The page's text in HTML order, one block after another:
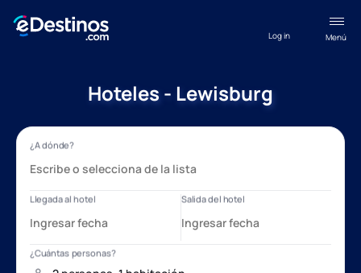
Menú
Log in
Hoteles - Lewisburg